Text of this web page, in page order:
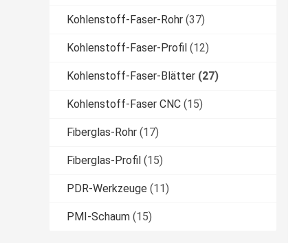
Kohlenstoff-Faser-Rohr (37)
Kohlenstoff-Faser-Profil (12)
Kohlenstoff-Faser-Blätter (27)
Kohlenstoff-Faser CNC (15)
Fiberglas-Rohr (17)
Fiberglas-Profil (15)
PDR-Werkzeuge (11)
PMI-Schaum (15)